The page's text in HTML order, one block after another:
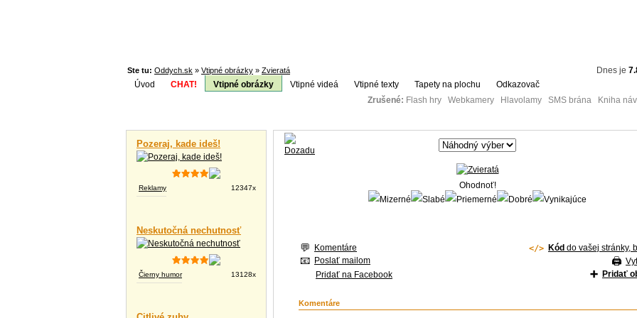
Ste tu: Oddych.sk » Vtipné obrázky » Zvieratá Dnes je
Úvod
CHAT! Vtipné obrázky Vtipné videá Vtipné texty Tapety na plochu
Odkazovač
Zrušené: Flash hry Webkamery Hlavolamy SMS brána Kniha
Pozeraj, kade ideš!
Reklamy 12347x
Neskutočná nechutnosť
Čierny humor 13128x
Ohodnoť!
Komentáre
Poslať mailom
Pridať na Facebook
Kód do vašej stránky,
Pridať
Komentáre